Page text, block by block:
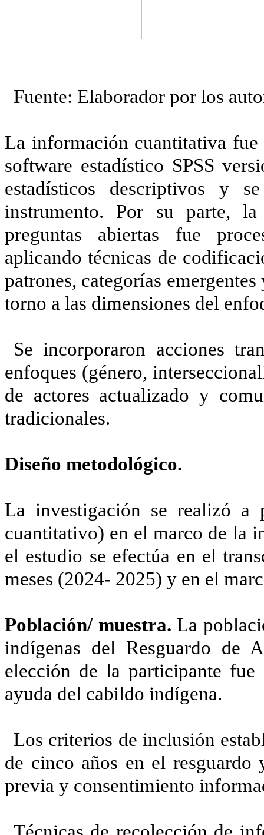
Fuente: Elaborador por los
La información cuantitativa
software estadístico SPSS
estadísticos descriptivos y
instrumento. Por su parte,
preguntas abiertas fue
aplicando técnicas de
patrones, categorías
torno a las dimensiones del
Se incorporaron acciones
enfoques (género,
de actores actualizado y
tradicionales.
Diseño metodológico.
La investigación se realizó a
cuantitativo) en el marco de la
el estudio se efectúa en el
meses (2024- 2025) y en el
Población/ muestra. La
indígenas del Resguardo de
elección de la participante
ayuda del cabildo indígena.
Los criterios de inclusión
de cinco años en el
previa y consentimiento